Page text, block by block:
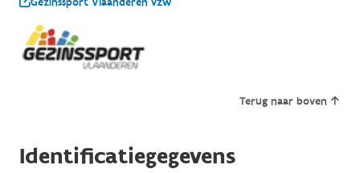
Terug naar boven
Identificatiegegevens